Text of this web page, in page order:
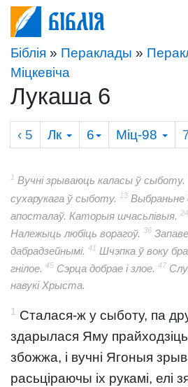
Біблія
Біблія » Пераклады »
Міцкевіча
Лукаша 6
‹ 5 Лк 6 Міц-98
1 Вучні зрываюць каласы ў сыботу.
сухарукага ў сыботу. 13 Выбраньне
апосталаў. Каторыя шчасьлівыя. 24
Належыць любіць ворагоў. 36
дабрадзейнымі. 41 Шчэпка ў воку
гнілое. 45 Сэрца добрае і злое. 47
навукі Хрыста.
1 Сталася-ж у сыботу, па
здарылася Яму
збожжа, і вучні Ягоныя
расьціраючы іх рукамі, елі